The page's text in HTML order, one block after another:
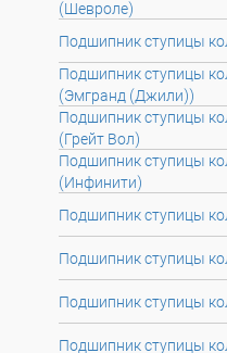
(Шевроле)
Подшипник ступицы
Подшипник ступицы
(Эмгранд (Джили))
Подшипник ступицы
(Грейт Вол)
Подшипник ступицы
(Инфинити)
Подшипник ступицы
Подшипник ступицы
Подшипник ступицы
Подшипник ступицы